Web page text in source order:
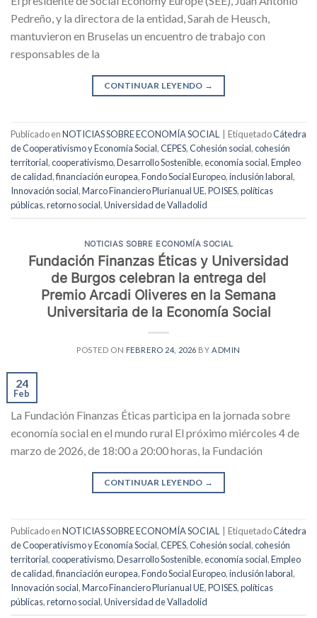
Pedreño, y la directora de la entidad, Sarah de Heusch,
mantuvieron en Bruselas un encuentro de trabajo con
responsables de la
CONTINUAR LEYENDO →
Publicado enNOTICIAS SOBRE ECONOMÍA SOCIAL EtiquetadoCátedra
de Cooperativismo y Economía Social,CEPES,Cohesión social,cohesión
territorial,cooperativismo,Desarrollo Sostenible,economía social,Empleo
de calidad,financiación europea,Fondo Social Europeo,inclusión laboral,
Innovación social,Marco Financiero Plurianual UE,POISES,políticas
públicas,retorno social,Universidad de Valladolid
NOTICIAS SOBRE ECONOMÍA SOCIAL
Fundación Finanzas Éticas y Universidad
de Burgos celebran la entrega del
Premio Arcadi Oliveres en la Semana
Universitaria de la Economía Social
POSTED ON FEBRERO 24, 2026 BY ADMIN
24
Feb
La Fundación Finanzas Éticas participa en la jornada sobre
economía social en el mundo rural El próximo miércoles 4 de
marzo de 2026, de 18:00 a 20:00 horas, la Fundación
CONTINUAR LEYENDO →
Publicado enNOTICIAS SOBRE ECONOMÍA SOCIAL EtiquetadoCátedra
de Cooperativismo y Economía Social,CEPES,Cohesión social,cohesión
territorial,cooperativismo,Desarrollo Sostenible,economía social,Empleo
de calidad,financiación europea,Fondo Social Europeo,inclusión laboral,
Innovación social,Marco Financiero Plurianual UE,POISES,políticas
públicas,retorno social,Universidad de Valladolid